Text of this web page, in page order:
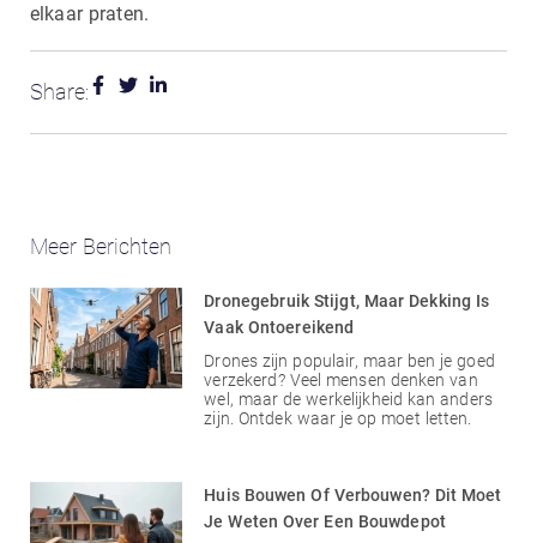
elkaar praten.
Share:
Meer Berichten
Dronegebruik Stijgt, Maar Dekking Is
Vaak Ontoereikend
Drones zijn populair, maar ben je goed
verzekerd? Veel mensen denken van
wel, maar de werkelijkheid kan anders
zijn. Ontdek waar je op moet letten.
Huis Bouwen Of Verbouwen? Dit Moet
Je Weten Over Een Bouwdepot